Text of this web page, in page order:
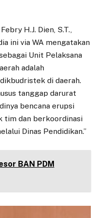
H.J. Dien, S.T.,
ini via WA mengatakan
Unit Pelaksana
adalah
di daerah.
tanggap darurat
bencana erupsi
tim dan berkoordinasi
Dinas Pendidikan.”
BAN PDM